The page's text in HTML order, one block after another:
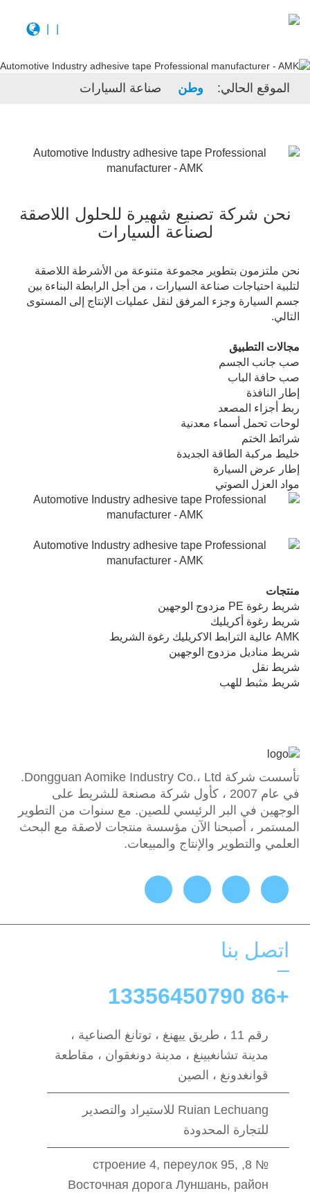
الموقع الحالي: وطن صناعة السيارات
نحن شركة تصنيع شهيرة للحلول اللاصقة
لصناعة السيارات
نحن ملتزمون بتطوير مجموعة متنوعة من الأشرطة اللاصقة
لتلبية احتياجات صناعة السيارات ، من أجل الرابطة البناءة بين
جسم السيارة وجزء المرفق لنقل عمليات الإنتاج إلى المستوى
التالي.
مجالات التطبيق
صب جانب الجسم
صب حافة الباب
إطار النافذة
ربط أجزاء المصعد
لوحات تحمل أسماء معدنية
شرائط الختم
خليط مركبة الطاقة الجديدة
إطار عرض السيارة
مواد العزل الصوتي
منتجات
شريط رغوة PE مزدوج الوجهين
شريط رغوة أكريليك
AMK عالية الترابط الاكريليك رغوة الشريط
شريط مناديل مزدوج الوجهين
شريط نقل
شريط مثبط للهب
تأسست شركة Dongguan Aomike Industry Co.، Ltd.
في عام 2007 ، كأول شركة مصنعة للشريط على
الوجهين في البر الرئيسي للصين. مع سنوات من التطوير
المستمر ، أصبحنا الآن مؤسسة منتجات لاصقة مع البحث
العلمي والتطوير والإنتاج والمبيعات.
اتصل بنا
+86 13356450790
رقم 11 ، طريق ييهنغ ، توتانغ الصناعية ،
مدينة تشانغبينغ ، مدينة دونغقوان ، مقاطعة
قوانغدونغ ، الصين
Ruian Lechuang للاستيراد والتصدير
للتجارة المحدودة
№ 8, строение 4, переулок 95,
Восточная дорога Луншань, район